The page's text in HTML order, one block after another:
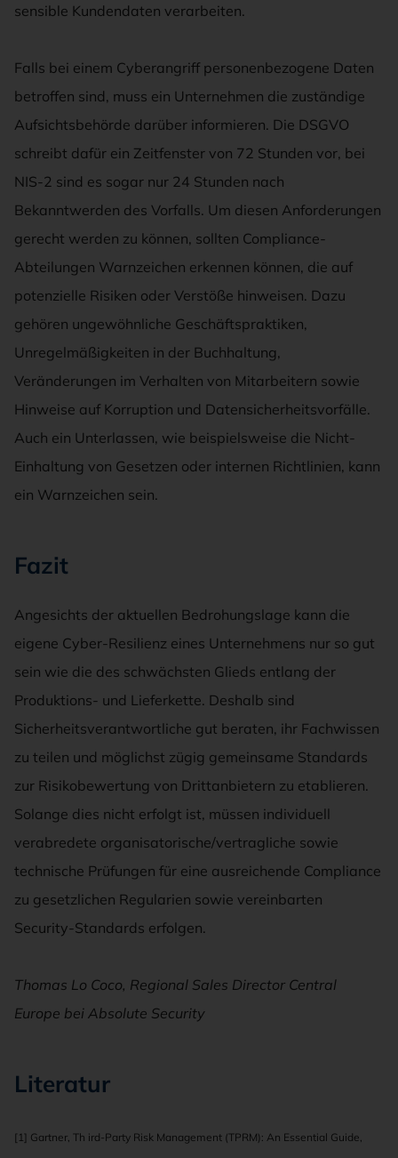
sensible Kundendaten verarbeiten.
Falls bei einem Cyberangriff personenbezogene Daten
betroffen sind, muss ein Unternehmen die zuständige
Aufsichtsbehörde darüber informieren. Die DSGVO
schreibt dafür ein Zeitfenster von 72 Stunden vor, bei
NIS-2 sind es sogar nur 24 Stunden nach
Bekanntwerden des Vorfalls. Um diesen Anforderungen
gerecht werden zu können, sollten Compliance-
Abteilungen Warnzeichen erkennen können, die auf
potenzielle Risiken oder Verstöße hinweisen. Dazu
gehören ungewöhnliche Geschäftspraktiken,
Unregelmäßigkeiten in der Buchhaltung,
Veränderungen im Verhalten von Mitarbeitern sowie
Hinweise auf Korruption und Datensicherheitsvorfälle.
Auch ein Unterlassen, wie beispielsweise die Nicht-
Einhaltung von Gesetzen oder internen Richtlinien, kann
ein Warnzeichen sein.
Fazit
Angesichts der aktuellen Bedrohungslage kann die
eigene Cyber-Resilienz eines Unternehmens nur so gut
sein wie die des schwächsten Glieds entlang der
Produktions- und Lieferkette. Deshalb sind
Sicherheitsverantwortliche gut beraten, ihr Fachwissen
zu teilen und möglichst zügig gemeinsame Standards
zur Risikobewertung von Drittanbietern zu etablieren.
Solange dies nicht erfolgt ist, müssen individuell
verabredete organisatorische/vertragliche sowie
technische Prüfungen für eine ausreichende Compliance
zu gesetzlichen Regularien sowie vereinbarten
Security-Standards erfolgen.
Thomas Lo Coco, Regional Sales Director Central
Europe bei Absolute Security
Literatur
[1] Gartner, Th ird-Party Risk Management (TPRM): An Essential Guide,